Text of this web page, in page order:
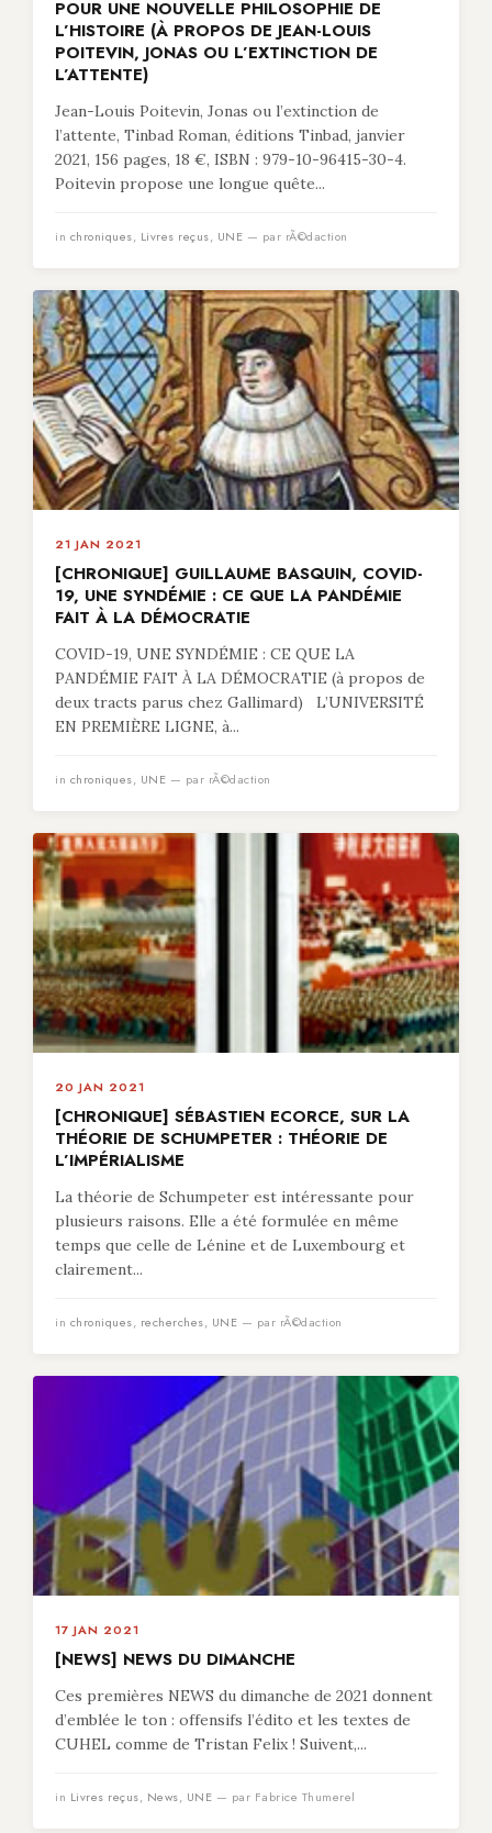
POUR UNE NOUVELLE PHILOSOPHIE DE
L’HISTOIRE (À PROPOS DE JEAN-LOUIS
POITEVIN, JONAS OU L’EXTINCTION DE
L’ATTENTE)
Jean-Louis Poitevin, Jonas ou l’extinction de
l’attente, Tinbad Roman, éditions Tinbad, janvier
2021, 156 pages, 18 €, ISBN : 979-10-96415-30-4.
Poitevin propose une longue quête...
in chroniques, Livres reçus, UNE — par rÃ©daction
21 JAN 2021
[CHRONIQUE] GUILLAUME BASQUIN, COVID-
19, UNE SYNDÉMIE : CE QUE LA PANDÉMIE
FAIT À LA DÉMOCRATIE
COVID-19, UNE SYNDÉMIE : CE QUE LA
PANDÉMIE FAIT À LA DÉMOCRATIE (à propos de
deux tracts parus chez Gallimard) L’UNIVERSITÉ
EN PREMIÈRE LIGNE, à...
in chroniques, UNE — par rÃ©daction
20 JAN 2021
[CHRONIQUE] SÉBASTIEN ECORCE, SUR LA
THÉORIE DE SCHUMPETER : THÉORIE DE
L’IMPÉRIALISME
La théorie de Schumpeter est intéressante pour
plusieurs raisons. Elle a été formulée en même
temps que celle de Lénine et de Luxembourg et
clairement...
in chroniques, recherches, UNE — par rÃ©daction
17 JAN 2021
[NEWS] NEWS DU DIMANCHE
Ces premières NEWS du dimanche de 2021 donnent
d’emblée le ton : offensifs l’édito et les textes de
CUHEL comme de Tristan Felix ! Suivent,...
in Livres reçus, News, UNE — par Fabrice Thumerel